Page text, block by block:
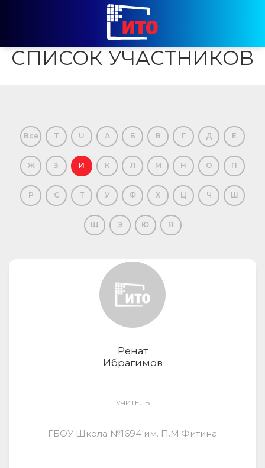
СПИСОК УЧАСТНИКОВ
Все T U А Б В Г Д Е
Ж З И К Л М Н О П
Р С Т У Ф Х Ц Ч Ш
Щ Э Ю Я
Ренат
Ибрагимов
УЧИТЕЛЬ
ГБОУ Школа №1694 им. П.М.Фитина